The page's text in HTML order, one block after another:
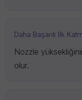
Daha Başarılı İlk
Nozzle
olur.